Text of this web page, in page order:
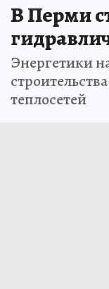
В Перми
Энергетики
теплосетей